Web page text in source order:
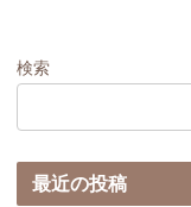
検索
最近の投稿